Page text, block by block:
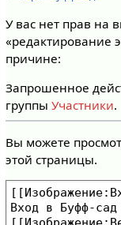
У вас нет прав на
«редактирование
причине:
Запрошенное
группы Участники.
Вы можете
этой страницы.